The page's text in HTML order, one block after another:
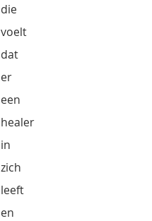
die
voelt
dat
er
een
healer
in
zich
leeft
en